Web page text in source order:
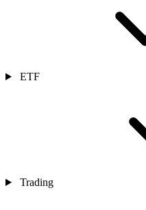
ETF
Trading